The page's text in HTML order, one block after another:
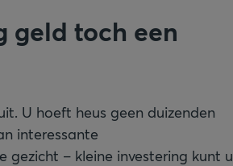
geld toch een
U hoeft heus geen duizenden
interessante
gezicht – kleine investering kunt u